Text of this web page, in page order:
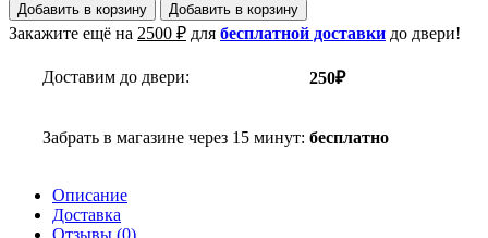
Добавить в корзину
Добавить в корзину
Закажите ещё на 2500 ₽ для бесплатной доставки до двери!
Доставим до двери: 250₽
Забрать в магазине через 15 минут: бесплатно
Описание
Доставка